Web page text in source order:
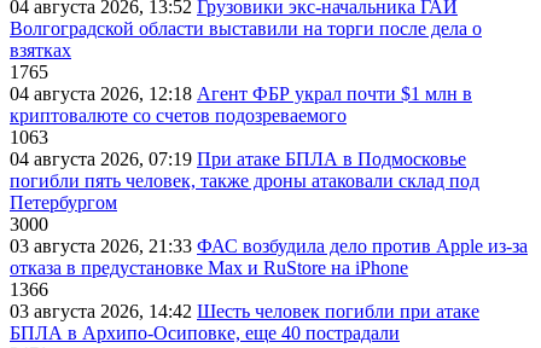
04 августа 2026, 13:52 Грузовики экс-начальника ГАИ
Волгоградской области выставили на торги после дела о
взятках
1765
04 августа 2026, 12:18 Агент ФБР украл почти $1 млн в
криптовалюте со счетов подозреваемого
1063
04 августа 2026, 07:19 При атаке БПЛА в Подмосковье
погибли пять человек, также дроны атаковали склад под
Петербургом
3000
03 августа 2026, 21:33 ФАС возбудила дело против Apple из-за
отказа в предустановке Max и RuStore на iPhone
1366
03 августа 2026, 14:42 Шесть человек погибли при атаке
БПЛА в Архипо-Осиповке, еще 40 пострадали